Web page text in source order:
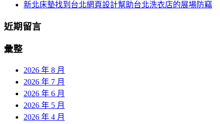
新北床墊找到台北網頁設計幫助台北洗衣店的展場防竊
近期留言
彙整
2026 年 8 月
2026 年 7 月
2026 年 6 月
2026 年 5 月
2026 年 4 月